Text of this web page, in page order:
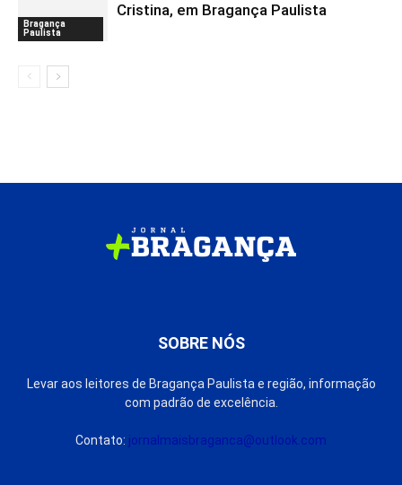
Bragança
Paulista
Cristina, em Bragança Paulista
SOBRE NÓS
Levar aos leitores de Bragança Paulista e região, informação
com padrão de excelência.
Contato: jornalmaisbraganca@outlook.com